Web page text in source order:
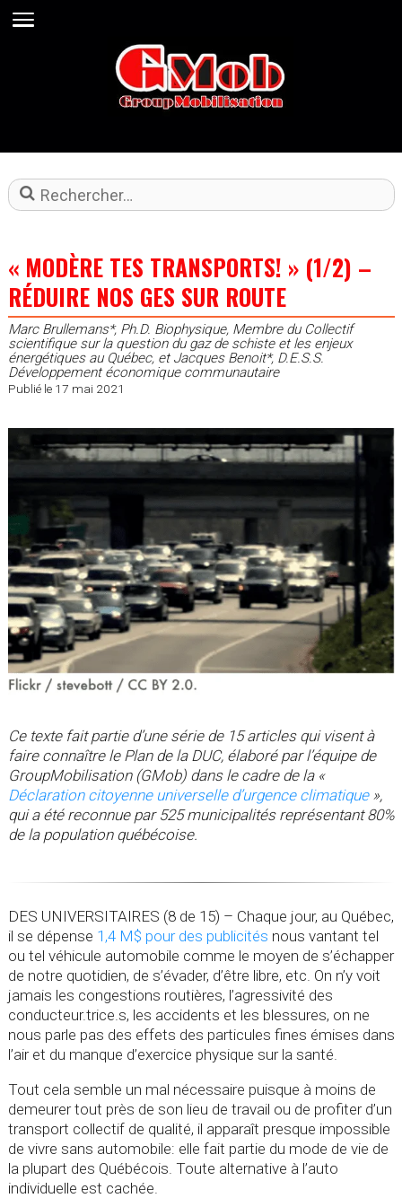
Rechercher
« MODÈRE TES TRANSPORTS! » (1/2) –
RÉDUIRE NOS GES SUR ROUTE
Marc Brullemans*, Ph.D. Biophysique, Membre du Collectif
scientifique sur la question du gaz de schiste et les enjeux
énergétiques au Québec, et Jacques Benoit*, D.E.S.S.
Développement économique communautaire
Publié le 17 mai 2021
Ce texte fait partie d’une série de 15 articles qui visent à
faire connaître le Plan de la DUC, élaboré par l’équipe de
GroupMobilisation (GMob) dans le cadre de la «
Déclaration citoyenne universelle d’urgence climatique»,
qui a été reconnue par 525 municipalités représentant 80%
de la population québécoise.
DES UNIVERSITAIRES (8 de 15) – Chaque jour, au Québec,
il se dépense 1,4 M$ pour des publicités nous vantant tel
ou tel véhicule automobile comme le moyen de s’échapper
de notre quotidien, de s’évader, d’être libre, etc. On n’y voit
jamais les congestions routières, l’agressivité des
conducteur.trice.s, les accidents et les blessures, on ne
nous parle pas des effets des particules fines émises dans
l’air et du manque d’exercice physique sur la santé.
Tout cela semble un mal nécessaire puisque à moins de
demeurer tout près de son lieu de travail ou de profiter d’un
transport collectif de qualité, il apparaît presque impossible
de vivre sans automobile: elle fait partie du mode de vie de
la plupart des Québécois. Toute alternative à l’auto
individuelle est cachée.